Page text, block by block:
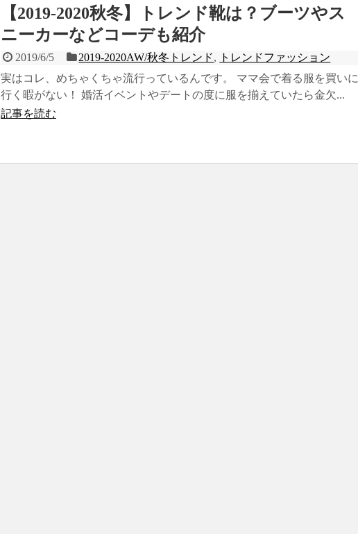
【2019-2020秋冬】トレンド靴は？ブーツやス
ニーカーなどコーデも紹介
2019/6/5 2019-2020AW/秋冬トレンド,
トレンドファッション
実はコレ、めちゃくちゃ流行っているんです。 ママ会で着る服を買いに
行く暇がない！ 婚活イベントやデートの度に服を揃えていたら金欠...
記事を読む